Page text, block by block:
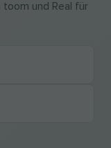
und Real für